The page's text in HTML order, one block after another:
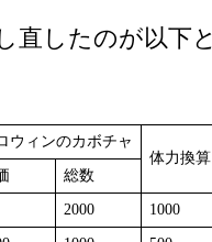
したのが以下
ウィンのカボチャ
体力換算
総数
2000 1000